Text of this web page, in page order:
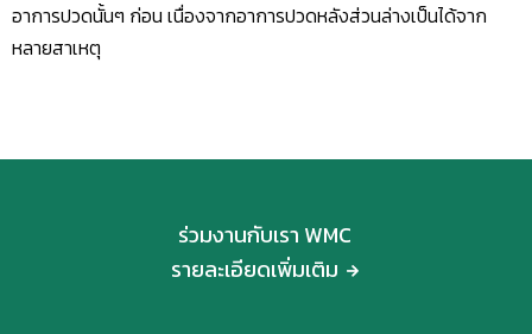
อาการปวดนั้นๆ ก่อน เนื่องจากอาการปวดหลังส่วนล่างเป็นได้จาก
หลายสาเหตุ
ร่วมงานกับเรา WMC
รายละเอียดเพิ่มเติม